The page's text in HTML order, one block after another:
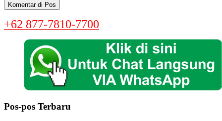
+62 877-7810-7700
Pos-pos Terbaru